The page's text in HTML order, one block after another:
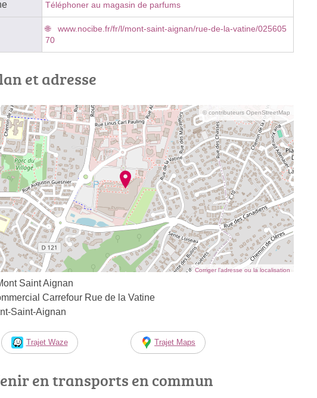
Téléphoner au magasin de parfums
www.nocibe.fr/fr/l/mont-saint-aignan/rue-de-la-vatine/025605
70
et adresse
© contributeurs OpenStreetMap
Corriger l’adresse ou la localisation
Saint Aignan
Carrefour Rue de la Vatine
Saint-Aignan
Trajet Waze Trajet Maps
en transports en commun